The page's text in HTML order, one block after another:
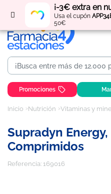
¡-3€ extra en
Usa el cupón
50€
Regístratey obtén
Promociones
Inicio Nutrición Vitaminas y
Supradyn Energy,
Comprimidos
Referencia: 169016